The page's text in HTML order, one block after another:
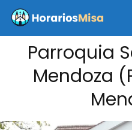
Parroquia
Mendoza